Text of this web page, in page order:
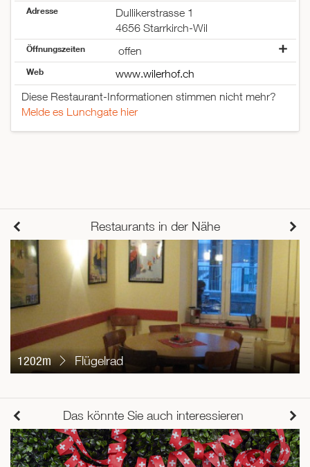
Adresse
Dullikerstrasse 1
4656 Starrkirch-Wil
Öffnungszeiten
offen
Montag
Mittwoch
Donnerstag
geschlossen
geschlossen
offen
offen
Web
www.wilerhof.ch
Diese Restaurant-Informationen stimmen nicht mehr?
Melde es Lunchgate hier
Restaurants in der Nähe
1202m Flügelrad
Das könnte Sie auch interessieren